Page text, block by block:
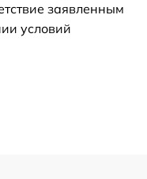
заявленным
условий